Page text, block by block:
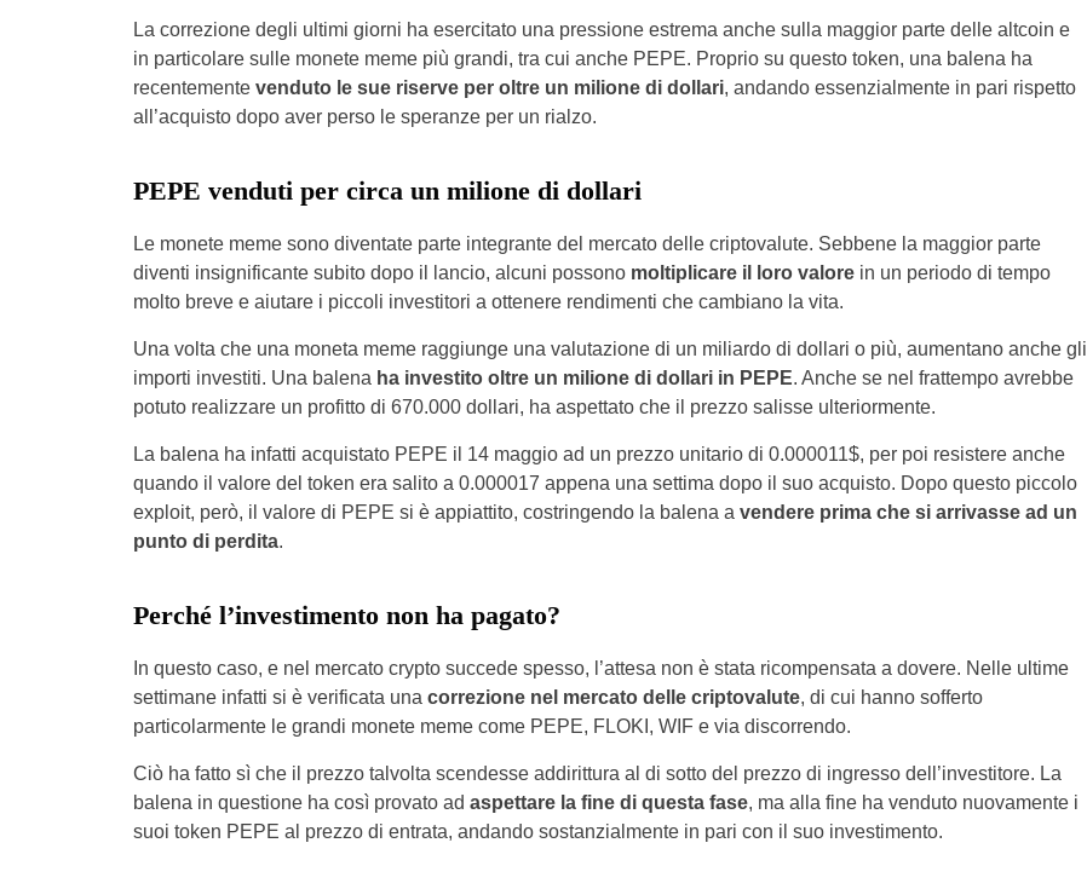
La correzione degli ultimi giorni ha esercitato una pressione estrema anche sulla maggior parte delle altcoin e
in particolare sulle monete meme più grandi, tra cui anche PEPE. Proprio su questo token, una balena ha
recentemente venduto le sue riserve per oltre un milione di dollari, andando essenzialmente in pari rispetto
all’acquisto dopo aver perso le speranze per un rialzo.
PEPE venduti per circa un milione di dollari
Le monete meme sono diventate parte integrante del mercato delle criptovalute. Sebbene la maggior parte
diventi insignificante subito dopo il lancio, alcuni possono moltiplicare il loro valorein un periodo di tempo
molto breve e aiutare i piccoli investitori a ottenere rendimenti che cambiano la vita.
Una volta che una moneta meme raggiunge una valutazione di un miliardo di dollari o più, aumentano anche gli
importi investiti. Una balena ha investito oltre un milione di dollari in PEPE. Anche se nel frattempo avrebbe
potuto realizzare un profitto di 670.000 dollari, ha aspettato che il prezzo salisse ulteriormente.
La balena ha infatti acquistato PEPE il 14 maggio ad un prezzo unitario di 0.000011$, per poi resistere anche
quando il valore del token era salito a 0.000017 appena una settima dopo il suo acquisto. Dopo questo piccolo
exploit, però, il valore di PEPE si è appiattito, costringendo la balena a vendere prima che si arrivasse ad un
punto di perdita.
Perché l’investimento non ha pagato?
In questo caso, e nel mercato crypto succede spesso, l’attesa non è stata ricompensata a dovere. Nelle ultime
settimane infatti si è verificata una correzione nel mercato delle criptovalute, di cui hanno sofferto
particolarmente le grandi monete meme come PEPE, FLOKI, WIF e via discorrendo.
Ciò ha fatto sì che il prezzo talvolta scendesse addirittura al di sotto del prezzo di ingresso dell’investitore. La
balena in questione ha così provato ad aspettare la fine di questa fase, ma alla fine ha venduto nuovamente i
suoi token PEPE al prezzo di entrata, andando sostanzialmente in pari con il suo investimento.